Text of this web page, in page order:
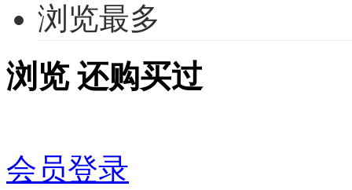
浏览最多
浏览 还购买过
会员登录